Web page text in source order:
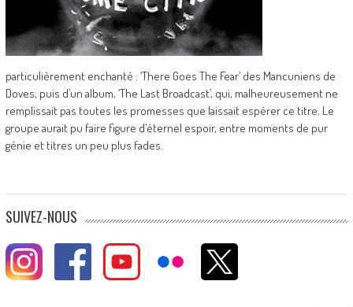
particulièrement enchanté : ‘There Goes The Fear’ des Mancuniens de
Doves, puis d’un album, ‘The Last Broadcast’, qui, malheureusement ne
remplissait pas toutes les promesses que laissait espérer ce titre. Le
groupe aurait pu faire figure d’éternel espoir, entre moments de pur
génie et titres un peu plus fades.
SUIVEZ-NOUS